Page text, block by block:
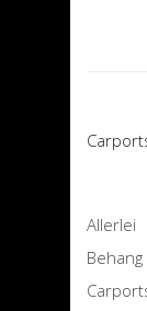
Allerlei
Behang